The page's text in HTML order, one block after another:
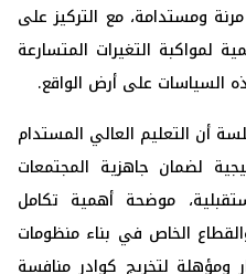
ومستدامة، مع التركيز على
لمواكبة التغيرات المتسارعة
السياسات على أرض الواقع.
أن التعليم العالي المستدام
لضمان جاهزية المجتمعات
موضحة أهمية تكامل
الخاص في بناء منظومات
ومؤهلة لتخريج كوادر منافسة